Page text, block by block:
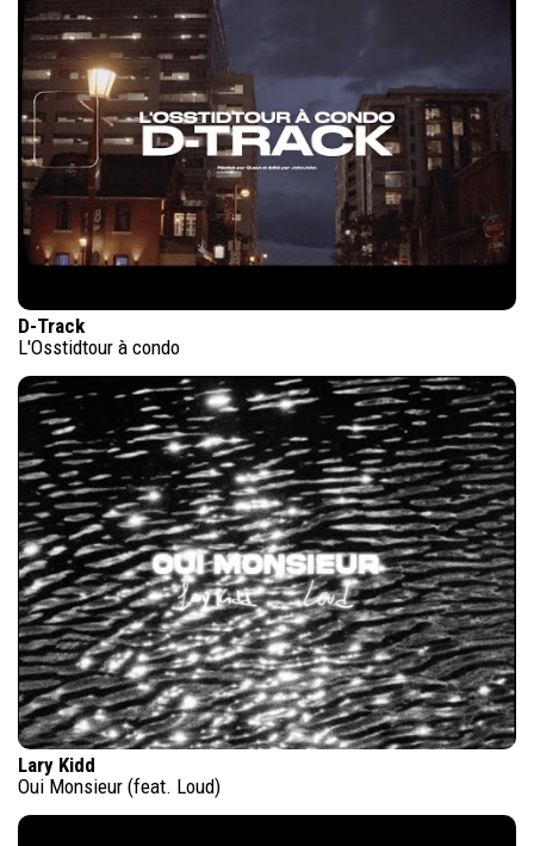
D-Track
L'Osstidtour à condo
Lary Kidd
Oui Monsieur (feat. Loud)